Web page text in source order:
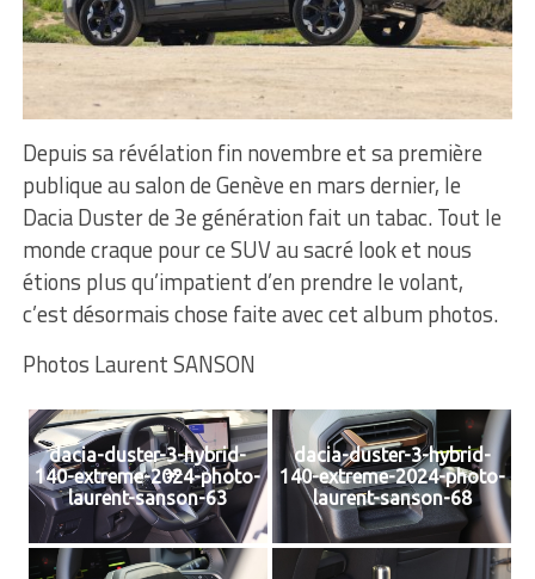
Depuis sa révélation fin novembre et sa première
publique au salon de Genève en mars dernier, le
Dacia Duster de 3e génération fait un tabac. Tout le
monde craque pour ce SUV au sacré look et nous
étions plus qu’impatient d’en prendre le volant,
c’est désormais chose faite avec cet album photos.
Photos Laurent SANSON
dacia-duster-3-hybrid-
140-extreme-2024-photo-
laurent-sanson-63
dacia-duster-3-hybrid-
140-extreme-2024-photo-
laurent-sanson-68